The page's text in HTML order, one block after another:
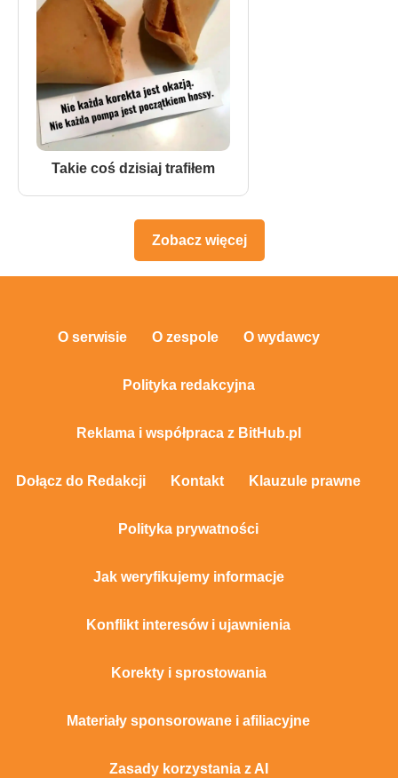
Takie coś dzisiaj trafiłem
Zobacz więcej
O serwisie O zespole O wydawcy
Polityka redakcyjna
Reklama i współpraca z BitHub.pl
Dołącz do Redakcji Kontakt Klauzule prawne
Polityka prywatności
Jak weryfikujemy informacje
Konflikt interesów i ujawnienia
Korekty i sprostowania
Materiały sponsorowane i afiliacyjne
Zasady korzystania z AI